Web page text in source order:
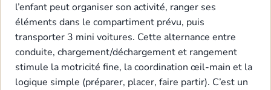
l’enfant peut organiser son activité, ranger ses
éléments dans le compartiment prévu, puis
transporter 3 mini voitures. Cette alternance entre
conduite, chargement/déchargement et rangement
stimule la motricité fine, la coordination œil-main et la
logique simple (préparer, placer, faire partir). C’est un